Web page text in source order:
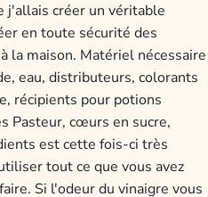
j'allais créer un véritable
en toute sécurité des
la maison. Matériel nécessaire
eau, distributeurs, colorants
récipients pour potions
Pasteur, cœurs en sucre,
est cette fois-ci très
tout ce que vous avez
Si l'odeur du vinaigre vous